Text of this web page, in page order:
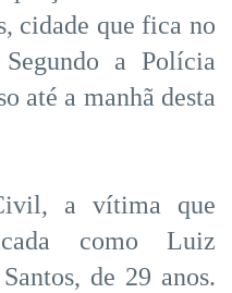
cidade que fica no
a Polícia
até a manhã desta
a vítima que
como Luiz
de 29 anos.